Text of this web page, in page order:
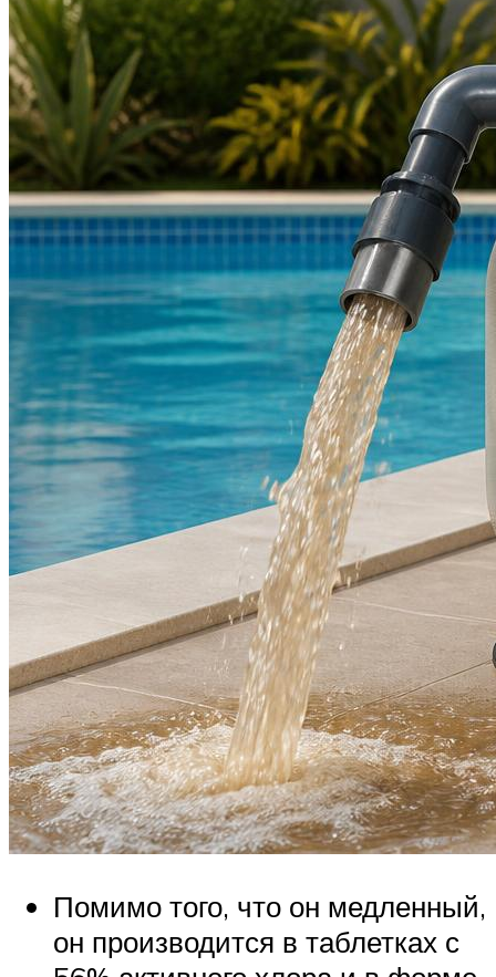
Помимо того, что он медленный,
он производится в таблетках с